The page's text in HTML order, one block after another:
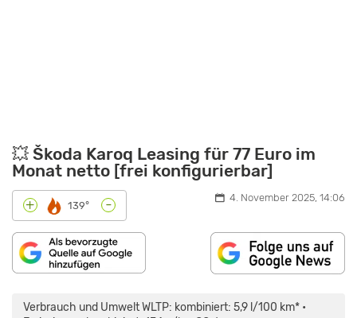
💥 Škoda Karoq Leasing für 77 Euro im
Monat netto [frei konfigurierbar]
+ 139° - 4. November 2025, 14:06
Verbrauch und Umwelt WLTP: kombiniert: 5,9 l/100 km* •
FACELIFT
(2022)